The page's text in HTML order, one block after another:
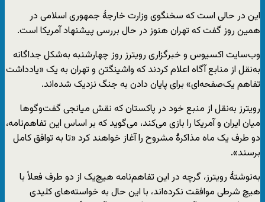
این در حالی است که سخنگوی وزارت خارجهٔ جمهوری اسلامی در
همین روز گفت که تهران هنوز در حال بررسی پیشنهاد آمریکا است.
وب‌سایت اکسیوس و خبرگزاری رویترز روز چهارشنبه به‌شکل جداگانه
به‌نقل از منابع آگاه اعلام کردند که واشینگتن و تهران به یک «یادداشت
تفاهم یک‌صفحه‌ای» برای پایان دادن به جنگ نزدیک شده‌اند.
رویترز به‌نقل از منبع خود در پاکستان که نقش میانجی گفت‌وگوها
میان ایران و آمریکا را بازی می‌کند، می‌گوید که بر اساس این تفاهم‌نامه،
دو طرف یک ماه مذاکرهٔ مشروح را آغاز خواهند کرد «تا به توافق کامل
برسند».
به‌نوشتۀ رویترز، گرچه در این تفاهم‌نامه هیچ‌یک از دو طرف فعلاً با
هیچ شرطی موافقت نکرده‌اند، با این حال به خواسته‌های کلیدی